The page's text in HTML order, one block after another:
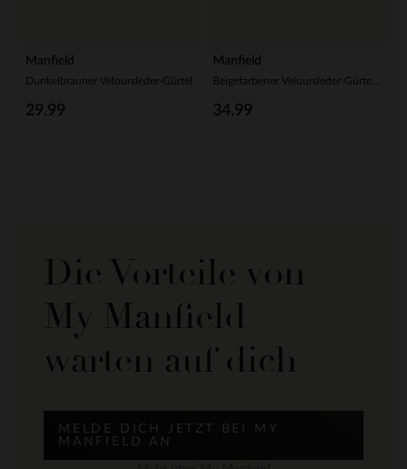
Manfield
Dunkelbrauner Veloursleder-Gürtel
29.99
Manfield
34.99
Die Vorteile von
My Manfield
warten auf dich
MELDE DICH JETZT BEI MY
MANFIELD AN